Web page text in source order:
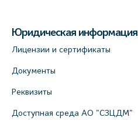
Юридическая информация
Лицензии и сертификаты
Документы
Реквизиты
Доступная среда АО "СЗЦДМ"